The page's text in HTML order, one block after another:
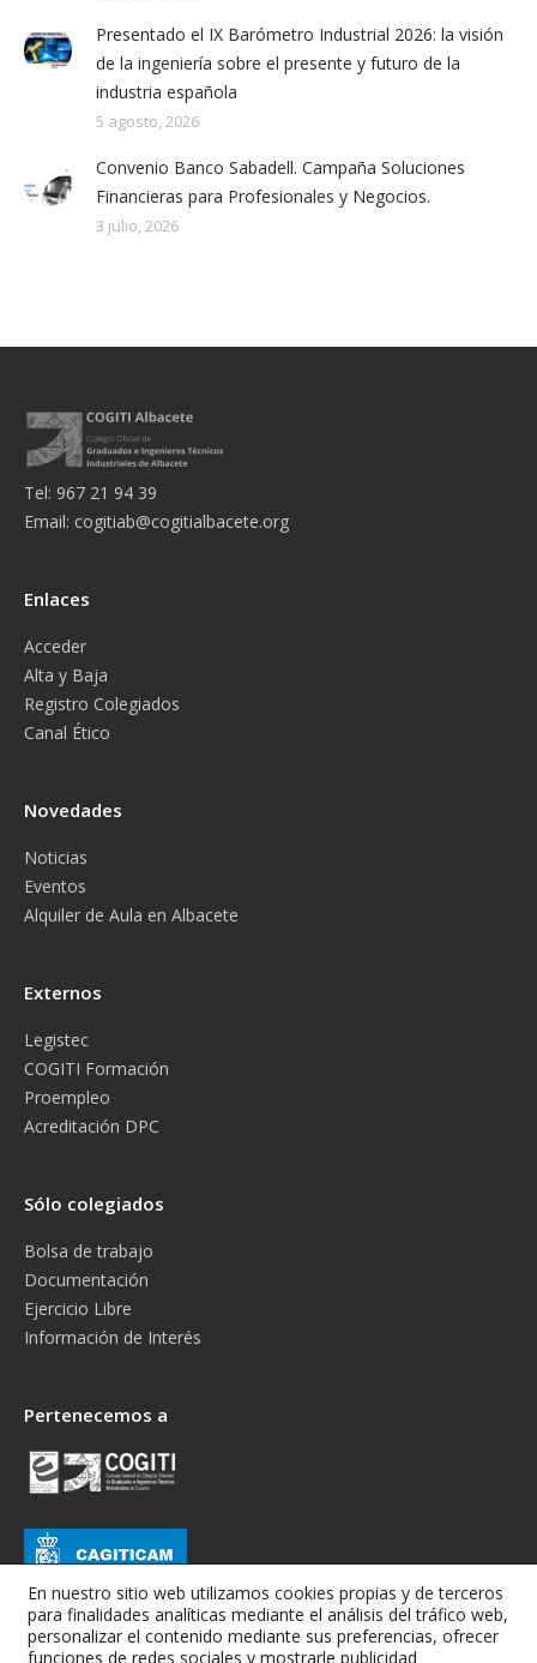
Presentado el IX Barómetro Industrial 2026: la visión
de la ingeniería sobre el presente y futuro de la
industria española
5 agosto, 2026
Convenio Banco Sabadell. Campaña Soluciones
Financieras para Profesionales y Negocios.
3 julio, 2026
Tel: 967 21 94 39
Email: cogitiab@cogitialbacete.org
Enlaces
Acceder
Alta y Baja
Registro Colegiados
Canal Ético
Novedades
Noticias
Eventos
Alquiler de Aula en Albacete
Externos
Legistec
COGITI Formación
Proempleo
Acreditación DPC
Sólo colegiados
Bolsa de trabajo
Documentación
Ejercicio Libre
Información de Interés
Pertenecemos a
En nuestro sitio web utilizamos cookies propias y de terceros
para finalidades analíticas mediante el análisis del tráfico web,
personalizar el contenido mediante sus preferencias, ofrecer
funciones de redes sociales y mostrarle publicidad